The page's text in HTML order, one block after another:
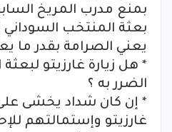
بمنع مدرب المريخ
بعثة المنتخب
يعني الصرامة بقدر ما
* هل زيارة غارزيتو
الضرر به ؟
* إن كان شداد يخشى على
غارزيتو وإستمالتهم